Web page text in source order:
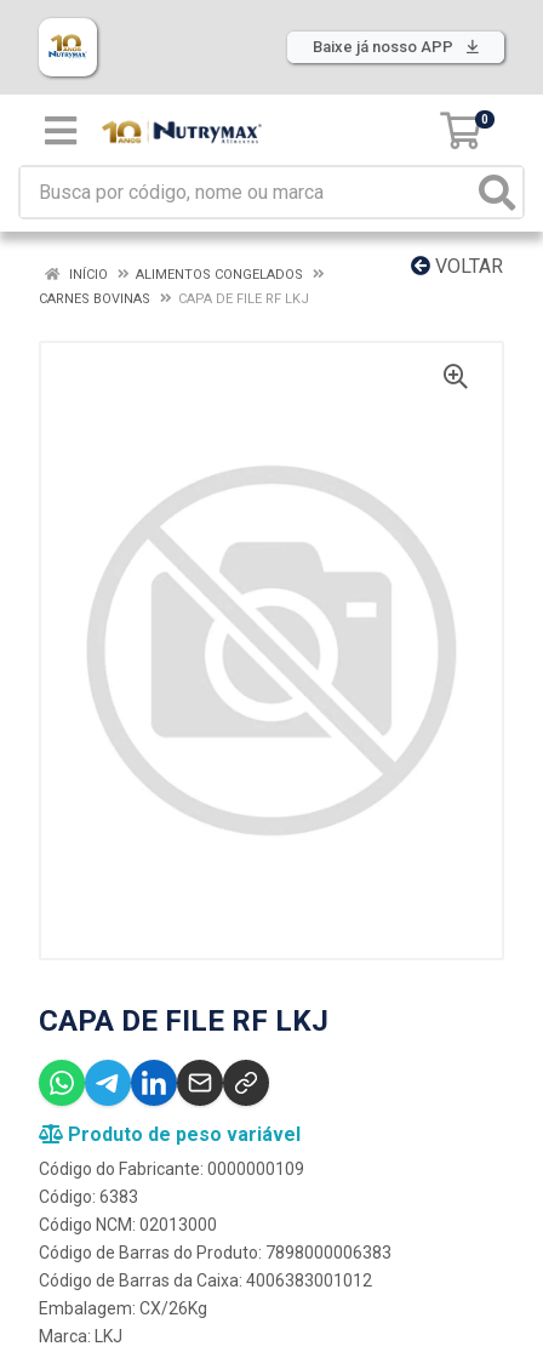
Baixe já nosso APP
0
VOLTAR
INÍCIO
ALIMENTOS CONGELADOS
CARNES BOVINAS
CAPA DE FILE RF LKJ
CAPA DE FILE RF LKJ
Produto de peso variável
Código do Fabricante: 0000000109
Código: 6383
Código NCM: 02013000
Código de Barras do Produto: 7898000006383
Código de Barras da Caixa: 4006383001012
Embalagem: CX/26Kg
Marca:
LKJ